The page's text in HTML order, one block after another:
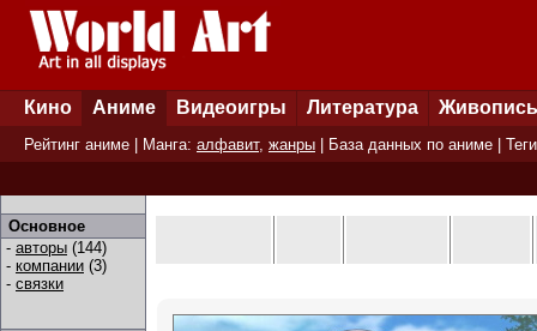
Кино Аниме Видеоигры Литература Живопись
Рейтинг аниме | Манга: алфавит, жанры База данных по аниме Теги
Основное
- авторы (144)
- компании (3)
- связки